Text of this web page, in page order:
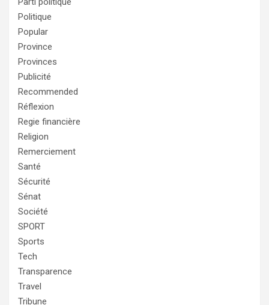
Politique
Popular
Province
Provinces
Publicité
Recommended
Réflexion
Regie financière
Religion
Remerciement
Santé
Sécurité
Sénat
Société
SPORT
Sports
Tech
Transparence
Travel
Tribune